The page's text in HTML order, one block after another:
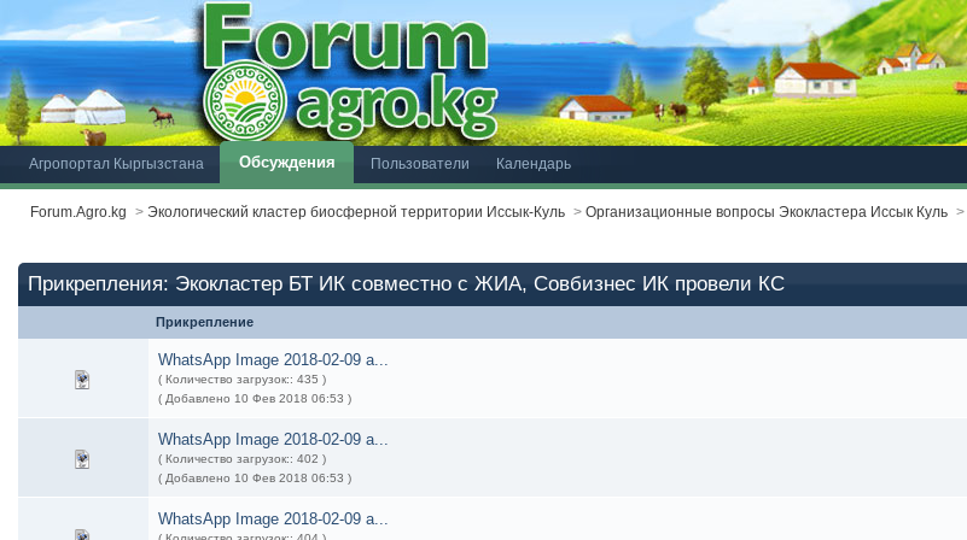
Агропортал Кыргызстана Обсуждения Пользователи Календарь
Forum.Agro.kg > Экологический кластер биосферной территории Иссык-Куль > Организационные вопросы Экокластера Иссык Куль >
Прикрепления: Экокластер БТ ИК совместно с ЖИА, Совбизнес ИК провели КС
Прикрепление
WhatsApp Image 2018-02-09 a...
( Количество загрузок:: 435 )
( Добавлено 10 Фев 2018 06:53 )
WhatsApp Image 2018-02-09 a...
( Количество загрузок:: 402 )
( Добавлено 10 Фев 2018 06:53 )
WhatsApp Image 2018-02-09 a...